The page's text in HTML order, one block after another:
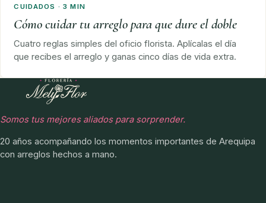
CUIDADOS · 3 MIN
Cómo cuidar tu arreglo para que dure el doble
Cuatro reglas simples del oficio florista. Aplícalas el día
que recibes el arreglo y ganas cinco días de vida extra.
Somos tus mejores aliados para sorprender.
20 años acompañando los momentos importantes de Arequipa
con arreglos hechos a mano.